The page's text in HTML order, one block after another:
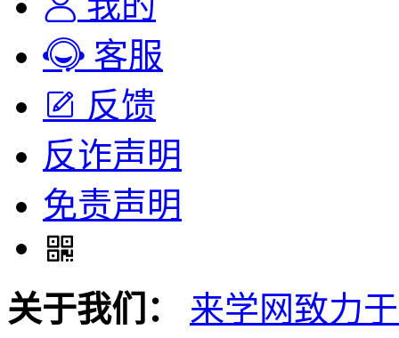
客服
反馈
反诈声明
免责声明
关于我们：
来学网致力